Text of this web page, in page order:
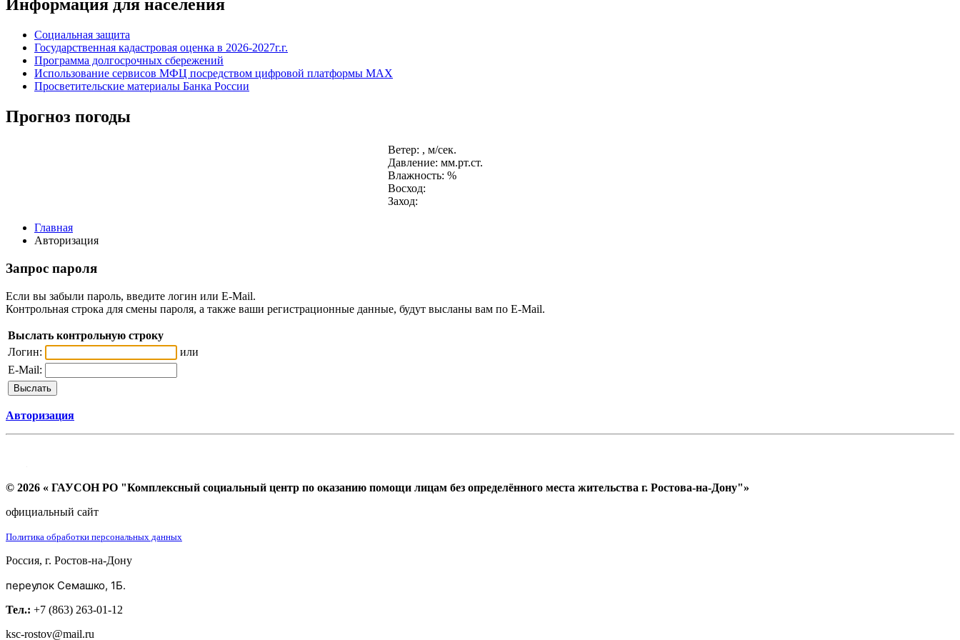
Информация для населения
Социальная защита
Государственная кадастровая оценка в 2026-2027г.г.
Программа долгосрочных сбережений
Использование сервисов МФЦ посредством цифровой платформы MAX
Просветительские материалы Банка России
Прогноз погоды
Ветер: , м/сек.
Давление: мм.рт.ст.
Влажность: %
Восход:
Заход:
Главная
Авторизация
Запрос пароля
Если вы забыли пароль, введите логин или E-Mail.
Контрольная строка для смены пароля, а также ваши регистрационные данные, будут высланы вам по E-Mail.
Выслать контрольную строку
Логин:
или
E-Mail:
Авторизация
© 2026 « ГАУСОН РО "Комплексный социальный центр по оказанию помощи лицам без определённого места жительства г. Ростова-на-Дону"»
официальный сайт
Политика обработки персональных данных
Россия, г. Ростов-на-Дону
переулок Семашко, 1Б.
Тел.: +7 (863) 263-01-12
ksc-rostov@mail.ru